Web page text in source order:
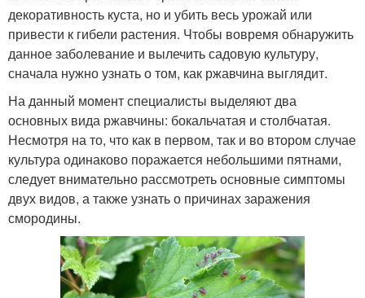
декоративность куста, но и убить весь урожай или
привести к гибели растения. Чтобы вовремя обнаружить
данное заболевание и вылечить садовую культуру,
сначала нужно узнать о том, как ржавчина выглядит.
На данный момент специалисты выделяют два
основных вида ржавчины: бокальчатая и столбчатая.
Несмотря на то, что как в первом, так и во втором случае
культура одинаково поражается небольшими пятнами,
следует внимательно рассмотреть основные симптомы
двух видов, а также узнать о причинах заражения
смородины.